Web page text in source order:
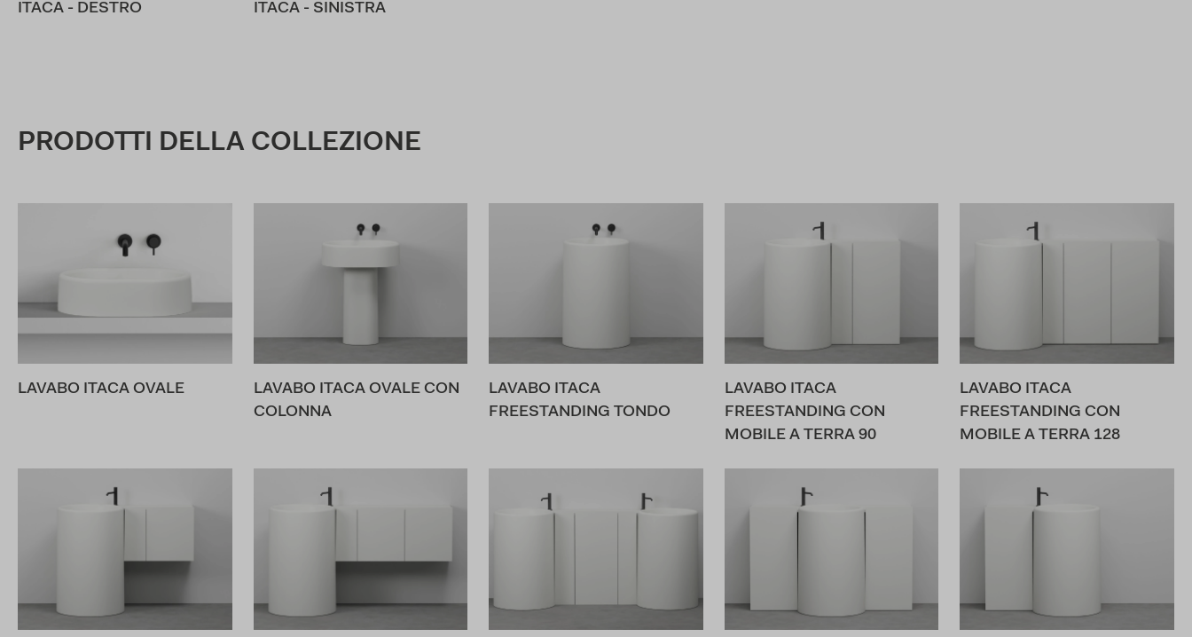
ITACA - DESTRO
ITACA - SINISTRA
PRODOTTI DELLA COLLEZIONE
LAVABO ITACA OVALE
LAVABO ITACA OVALE CON
COLONNA
LAVABO ITACA
FREESTANDING TONDO
LAVABO ITACA
FREESTANDING CON
MOBILE A TERRA 90
LAVABO ITACA
FREESTANDING CON
MOBILE A TERRA 128